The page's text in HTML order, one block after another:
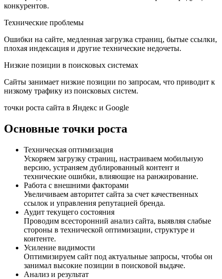
конкурентов.
Технические проблемы
Ошибки на сайте, медленная загрузка страниц, бытые ссылки,
плохая индексация и другие технические недочеты.
Низкие позиции в поисковых системах
Сайты занимает низкие позиции по запросам, что приводит к
низкому трафику из поисковых систем.
точки роста сайта в Яндекс и Google
Основные точки роста
Техническая оптимизация
Ускоряем загрузку страниц, настраиваем мобильную
версию, устраняем дублированный контент и
технические ошибки, влияющие на ранжирование.
Работа с внешними факторами
Увеличиваем авторитет сайта за счет качественных
ссылок и управления репутацией бренда.
Аудит текущего состояния
Проводим всесторонний анализ сайта, выявляя слабые
стороны в технической оптимизации, структуре и
контенте.
Усиление видимости
Оптимизируем сайт под актуальные запросы, чтобы он
занимал высокие позиции в поисковой выдаче.
Анализ и результат